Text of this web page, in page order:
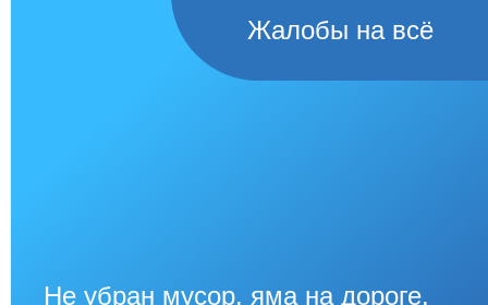
Жалобы на всё
Не убран мусор, яма на дороге,